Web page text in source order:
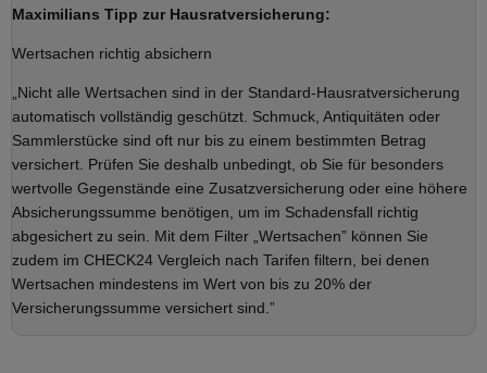
Maximilians Tipp zur Hausratversicherung:
Wertsachen richtig absichern
„Nicht alle Wertsachen sind in der Standard-Hausratversicherung
automatisch vollständig geschützt. Schmuck, Antiquitäten oder
Sammlerstücke sind oft nur bis zu einem bestimmten Betrag
versichert. Prüfen Sie deshalb unbedingt, ob Sie für besonders
wertvolle Gegenstände eine Zusatzversicherung oder eine höhere
Absicherungssumme benötigen, um im Schadensfall richtig
abgesichert zu sein. Mit dem Filter „Wertsachen” können Sie
zudem im CHECK24 Vergleich nach Tarifen filtern, bei denen
Wertsachen mindestens im Wert von bis zu 20% der
Versicherungssumme versichert sind.”